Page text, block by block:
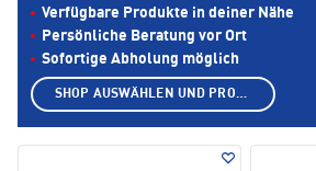
Verfügbare Produkte in deiner Nähe
Persönliche Beratung vor Ort
Sofortige Abholung möglich
SHOP AUSWÄHLEN UND PRODUKTE ANZEIGEN